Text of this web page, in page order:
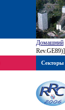
Домашний
Rev.GE89)]